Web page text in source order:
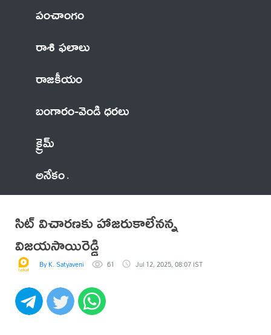
పంచాంగం
రాశి ఫలాలు
రాజకీయం
బంగారం-వెండి ధరలు
క్రైమ్
అనేకం
సిట్ విచారణకు హాజరుకాలేనన్న
విజయసాయిరెడ్డి
By K. Satyaveni 61 Jul 12, 2025, 08:07 IST